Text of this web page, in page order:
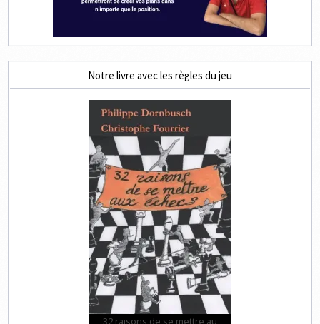
Notre livre avec les règles du jeu
32 raisons de se mettre au